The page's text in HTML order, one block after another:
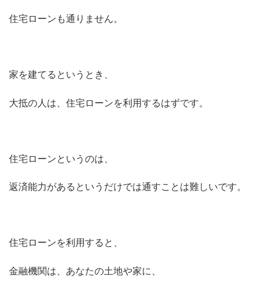
住宅ローンも通りません。
家を建てるというとき、
大抵の人は、住宅ローンを利用するはずです。
住宅ローンというのは、
返済能力があるというだけでは通すことは難しいです。
住宅ローンを利用すると、
金融機関は、あなたの土地や家に、